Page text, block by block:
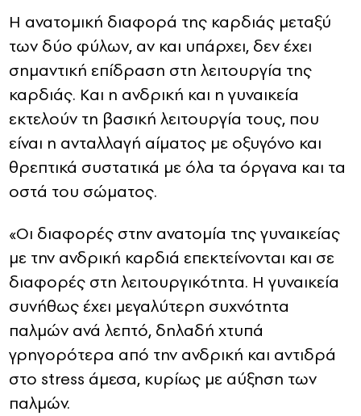
Η ανατομική διαφορά της καρδιάς μεταξύ
των δύο φύλων, αν και υπάρχει, δεν έχει
σημαντική επίδραση στη λειτουργία της
καρδιάς. Και η ανδρική και η γυναικεία
εκτελούν τη βασική λειτουργία τους, που
είναι η ανταλλαγή αίματος με οξυγόνο και
θρεπτικά συστατικά με όλα τα όργανα και τα
οστά του σώματος.
«Οι διαφορές στην ανατομία της γυναικείας
με την ανδρική καρδιά επεκτείνονται και σε
διαφορές στη λειτουργικότητα. Η γυναικεία
συνήθως έχει μεγαλύτερη συχνότητα
παλμών ανά λεπτό, δηλαδή χτυπά
γρηγορότερα από την ανδρική και αντιδρά
στο stress άμεσα, κυρίως με αύξηση των
παλμών.